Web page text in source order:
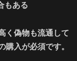
もある
く偽物も流通して
購入が必須です。